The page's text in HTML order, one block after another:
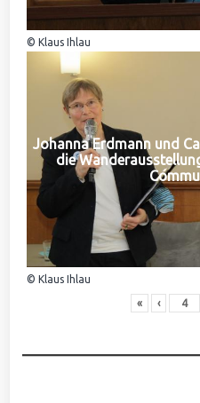
© Klaus Ihlau
Johanna Erdmann und
die
© Klaus Ihlau
« ‹